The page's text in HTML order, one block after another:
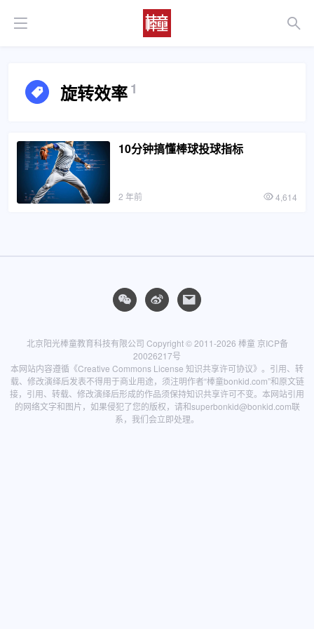
旋转效率1
10分钟搞懂棒球投球指标
2 年前 4,614
北京阳光棒童教育科技有限公司 Copyright © 2011-2026 棒童 京ICP备
20026217号
本网站内容遵循 《Creative Commons License 知识共享许可协议》 。引用、转
载、修改演绎后发表不得用于商业用途，须注明作者“棒童bonkid.com”和原文链
接，引用、转载、修改演绎后形成的作品须保持知识共享许可不变。本网站引用
的网络文字和图片，如果侵犯了您的版权，请和superbonkid@bonkid.com联
系，我们会立即处理。